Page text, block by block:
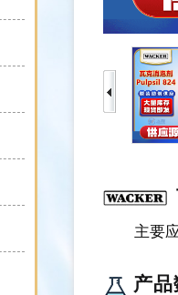
主要
产